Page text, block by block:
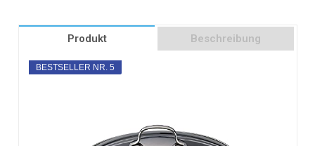
Produkt Beschreibung
BESTSELLER NR. 5